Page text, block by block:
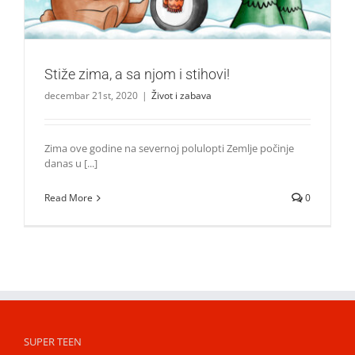
Stiže zima, a sa njom i stihovi!
decembar 21st, 2020 | Život i zabava
Zima ove godine na severnoj polulopti Zemlje počinje
danas u [...]
Read More 0
SUPER TEEN